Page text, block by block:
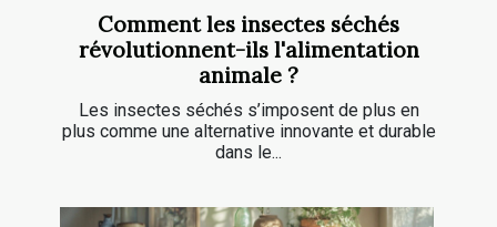
Comment les insectes séchés
révolutionnent-ils l'alimentation
animale ?
Les insectes séchés s’imposent de plus en
plus comme une alternative innovante et durable
dans le...